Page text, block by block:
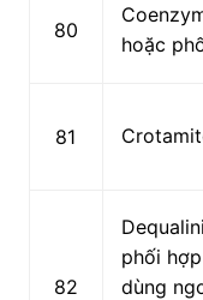
80
hoặc
81
82
phối
dùng